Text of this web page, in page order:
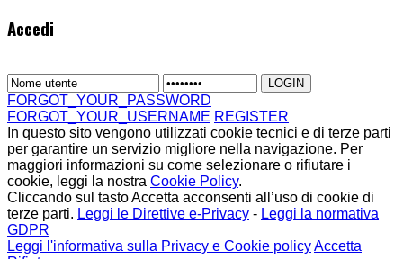
Accedi
FORGOT_YOUR_PASSWORD
FORGOT_YOUR_USERNAME REGISTER
In questo sito vengono utilizzati cookie tecnici e di terze parti
per garantire un servizio migliore nella navigazione. Per
maggiori informazioni su come selezionare o rifiutare i
cookie, leggi la nostra Cookie Policy.
Cliccando sul tasto Accetta acconsenti all’uso di cookie di
terze parti. Leggi le Direttive e-Privacy - Leggi la normativa
GDPR
Leggi l'informativa sulla Privacy e Cookie policyAccetta